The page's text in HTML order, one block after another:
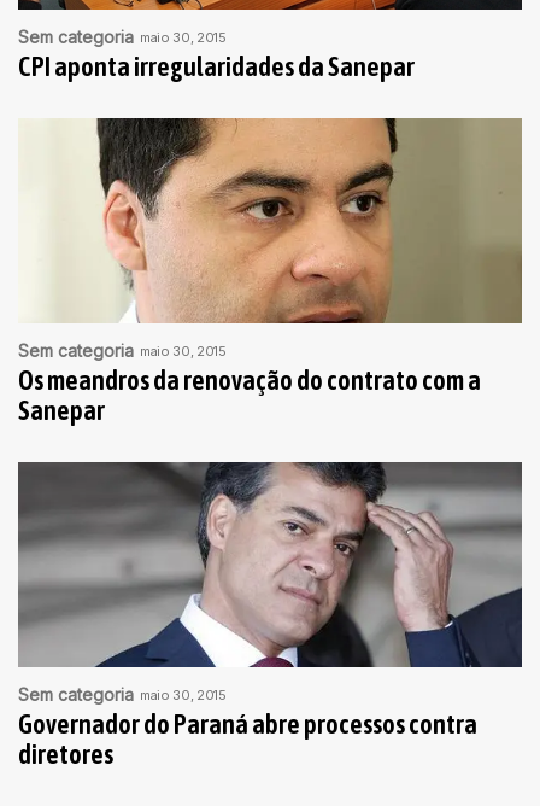
Sem categoria maio 30, 2015
CPI aponta irregularidades da Sanepar
Sem categoria maio 30, 2015
Os meandros da renovação do contrato com a
Sanepar
Sem categoria maio 30, 2015
Governador do Paraná abre processos contra
diretores